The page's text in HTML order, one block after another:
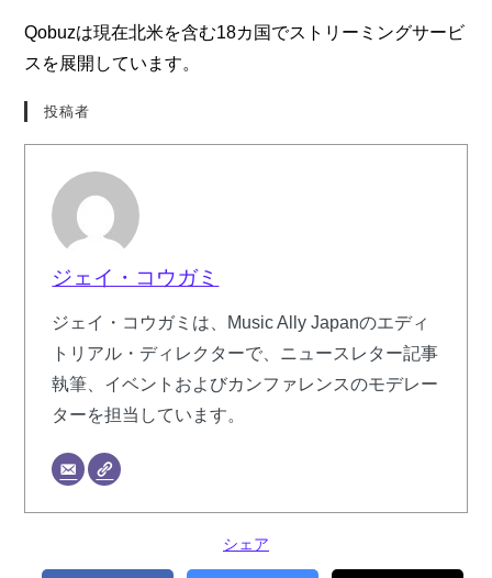
Qobuzは現在北米を含む18カ国でストリーミングサービ
スを展開しています。
投稿者
ジェイ・コウガミ
ジェイ・コウガミは、Music Ally Japanのエディ
トリアル・ディレクターで、ニュースレター記事
執筆、イベントおよびカンファレンスのモデレー
ターを担当しています。
シェア